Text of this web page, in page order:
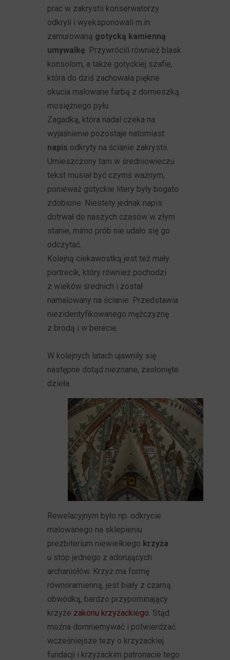
prac w zakrystii konserwatorzy
odkryli i wyeksponowali m.in.
zamurowaną gotycką kamienną
umywalkę. Przywrócili również blask
konsolom, a także gotyckiej szafie,
która do dziś zachowała piękne
okucia malowane farbą z domieszką
mosiężnego pyłu.
Zagadką, która nadal czeka na
wyjaśnienie pozostaje natomiast
napis odkryty na ścianie zakrystii.
Umieszczony tam w średniowieczu
tekst musiał być czymś ważnym,
ponieważ gotyckie litery były bogato
zdobione. Niestety jednak napis
dotrwał do naszych czasów w złym
stanie, mimo prób nie udało się go
odczytać.
Kolejną ciekawostką jest też mały
portrecik, który również pochodzi
z wieków średnich i został
namalowany na ścianie. Przedstawia
niezidentyfikowanego mężczyznę
z brodą i w berecie.
W kolejnych latach ujawniły się
następne dotąd nieznane, zasłonięte
dzieła.
Rewelacyjnym było np. odkrycie
malowanego na sklepieniu
prezbiterium niewielkiego krzyża
u stóp jednego z adorujących
archaniołów. Krzyż ma formę
równoramienną, jest biały z czarną
obwódką, bardzo przypominający
krzyże zakonu krzyżackiego. Stąd
można domniemywać i potwierdzać
wcześniejsze tezy o krzyżackiej
fundacji i krzyżackim patronacie tego